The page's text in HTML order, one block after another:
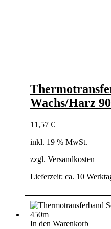
Wachs/Harz
11,57 €
inkl. 19 % MwSt.
zzgl. Versandkosten
Lieferzeit: ca. 10
In den Warenkorb